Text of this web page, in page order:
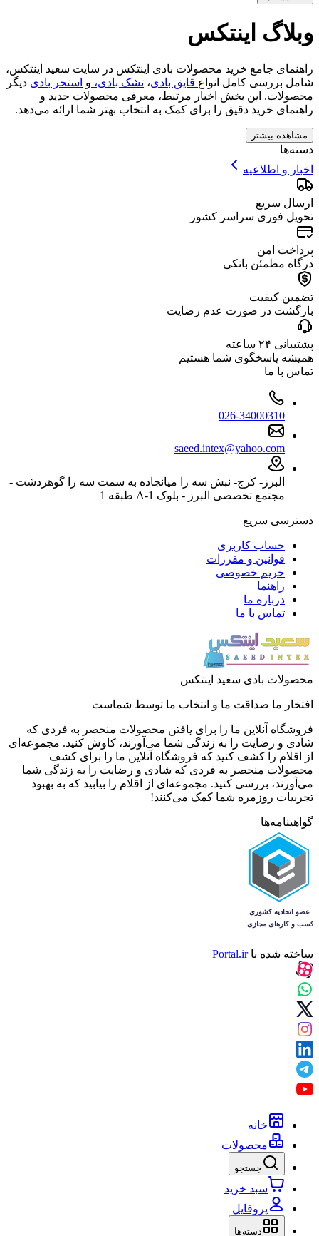
وبلاگ اینتکس
راهنمای جامع خرید محصولات بادی اینتکس در سایت سعید اینتکس،
شامل بررسی کامل انواع قایق بادی، تشک بادی، و استخر بادی دیگر
محصولات. این بخش اخبار مرتبط، معرفی محصولات جدید و
راهنمای خرید دقیق را برای کمک به انتخاب بهتر شما ارائه می‌دهد.
مشاهده بیشتر
دسته‌ها
اخبار و اطلاعیه
ارسال سریع
تحویل فوری سراسر کشور
پرداخت امن
درگاه مطمئن بانکی
تضمین کیفیت
بازگشت در صورت عدم رضایت
پشتیبانی ۲۴ ساعته
همیشه پاسخگوی شما هستیم
تماس با ما
026-34000310
saeed.intex@yahoo.com
البرز- کرج- نبش سه را میانجاده به سمت سه را گوهردشت -
مجتمع تخصصی البرز - بلوک 1-A طبقه 1
دسترسی سریع
حساب کاربری
قوانین و مقررات
حریم خصوصی
راهنما
درباره ما
تماس با ما
محصولات بادی سعید اینتکس
افتخار ما صداقت ما و انتخاب ما توسط شماست
فروشگاه آنلاین ما را برای یافتن محصولات منحصر به فردی که
شادی و رضایت را به زندگی شما می‌آورند، کاوش کنید. مجموعه‌ای
از اقلام را کشف کنید که فروشگاه آنلاین ما را برای کشف
محصولات منحصر به فردی که شادی و رضایت را به زندگی شما
می‌آورند، بررسی کنید. مجموعه‌ای از اقلام را بیابید که به بهبود
تجربیات روزمره شما کمک می‌کنند!
گواهینامه‌ها
ساخته شده باPortal.ir
خانه
محصولات
جستجو
سبد خرید
پروفایل
دسته‌ها